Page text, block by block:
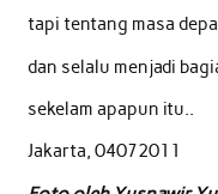
tapi tentang masa
dan selalu menjadi
sekelam apapun itu..
Jakarta, 04072011